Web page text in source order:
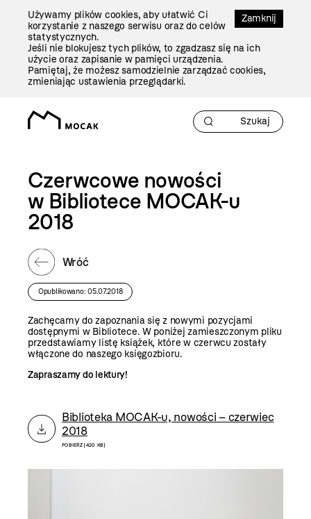
Zamknij
Używamy plików cookies, aby ułatwić Ci
korzystanie z naszego serwisu oraz do celów
statystycznych.
Jeśli nie blokujesz tych plików, to zgadzasz się na ich
użycie oraz zapisanie w pamięci urządzenia.
Pamiętaj, że możesz samodzielnie zarządzać cookies,
zmieniając ustawienia przeglądarki.
Czerwcowe nowości
w Bibliotece MOCAK-u
2018
Wróć
Opublikowano: 05.07.2018
Zachęcamy do zapoznania się z nowymi pozycjami
dostępnymi w Bibliotece. W poniżej zamieszczonym pliku
przedstawiamy listę książek, które w czerwcu zostały
włączone do naszego księgozbioru.
Zapraszamy do lektury!
Biblioteka MOCAK-u, nowości – czerwiec
2018
POBIERZ [420 KB]